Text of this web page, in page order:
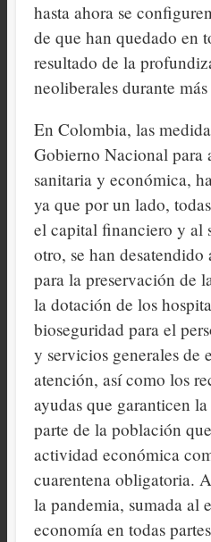
hasta ahora se
de que han quedado en
resultado de la
neoliberales durante
En Colombia, las
Gobierno Nacional para
sanitaria y económica,
ya que por un lado,
el capital financiero y al
otro, se han desatendido
para la preservación de
la dotación de los
bioseguridad para el
y servicios generales de
atención, así como los
ayudas que garanticen
parte de la población
actividad económica
cuarentena obligatoria.
la pandemia, sumada al
economía en todas